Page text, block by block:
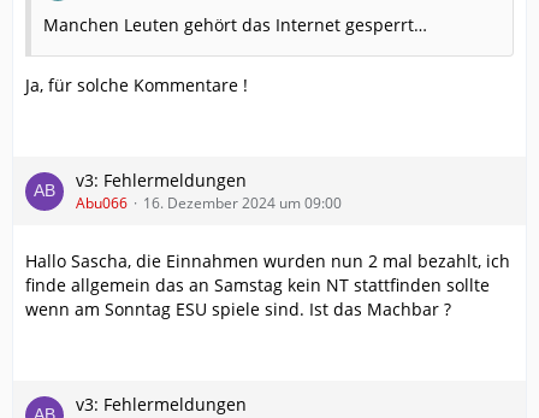
Manchen Leuten gehört das Internet gesperrt…
Ja, für solche Kommentare !
v3: Fehlermeldungen
Abu066 16. Dezember 2024 um 09:00
Hallo Sascha, die Einnahmen wurden nun 2 mal bezahlt, ich
finde allgemein das an Samstag kein NT stattfinden sollte
wenn am Sonntag ESU spiele sind. Ist das Machbar ?
v3: Fehlermeldungen